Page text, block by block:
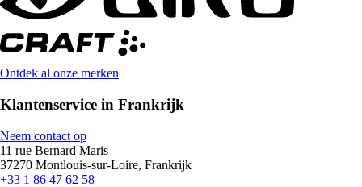
Ontdek al onze merken
Klantenservice in Frankrijk
Neem contact op
11 rue Bernard Maris
37270 Montlouis-sur-Loire, Frankrijk
+33 1 86 47 62 58